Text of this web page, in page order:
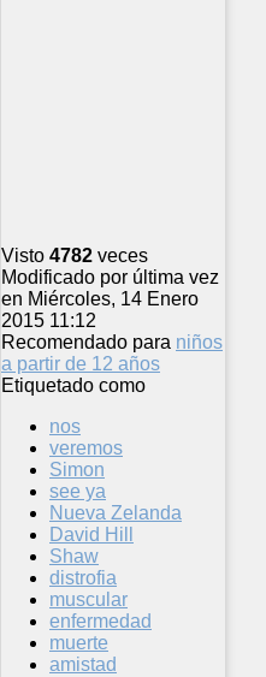
Visto 4782 veces
Modificado por última vez
en Miércoles, 14 Enero
2015 11:12
Recomendado para niños
a partir de 12 años
Etiquetado como
nos
veremos
Simon
see ya
Nueva Zelanda
David Hill
Shaw
distrofia
muscular
enfermedad
muerte
amistad